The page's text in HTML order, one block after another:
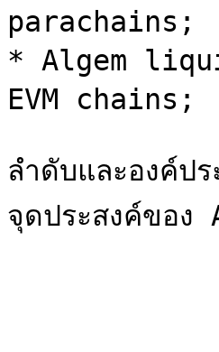
parachains;
* Algem
EVM chains;
ลำดับและองค์ป